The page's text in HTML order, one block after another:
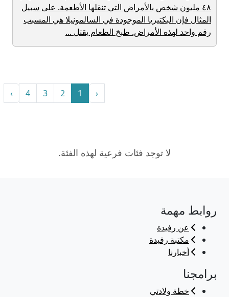
٤٨ مليون شخص بالأمراض التي تنقلها الأطعمة. على سبيل
المثال فإن البكتيريا الموجودة في السالمونيلا هي المسبب
رقم واحد لهذه الأمراض. طبخ الطعام يقتل ...
‹
1
2
3
4
›
لا توجد فئات فرعية لهذه الفئة.
روابط مهمة
عن رفيدة
مكتبة رفيدة
أخبارنا
برامجنا
خطة ولادتي